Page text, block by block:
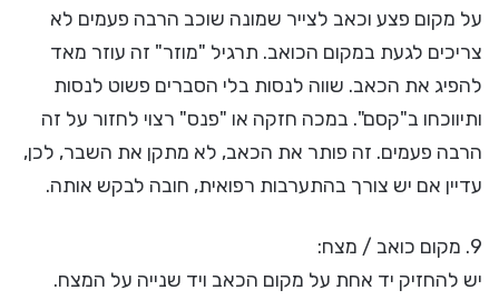
על מקום פצע וכאב לצייר שמונה שוכב הרבה פעמים לא
צריכים לגעת במקום הכואב. תרגיל "מוזר" זה עוזר מאד
להפיג את הכאב. שווה לנסות בלי הסברים פשוט לנסות
ותיווכחו ב"קסם". במכה חזקה או "פנס" רצוי לחזור על זה
הרבה פעמים. זה פותר את הכאב, לא מתקן את השבר, לכן,
עדיין אם יש צורך בהתערבות רפואית, חובה לבקש אותה.
9. מקום כואב / מצח:
יש להחזיק יד אחת על מקום הכאב ויד שנייה על המצח.